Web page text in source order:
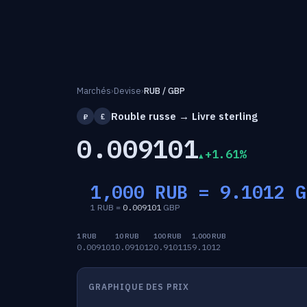
Marchés›Devise›RUB / GBP
₽ £ Rouble russe → Livre sterling
0.009101 +1.61%
1,000 RUB = 9.1012
1 RUB = 0.009101GBP
1 RUB
0.009101
10 RUB
0.091012
100 RUB
0.910115
1,000 RUB
9.1012
GRAPHIQUE DES PRIX